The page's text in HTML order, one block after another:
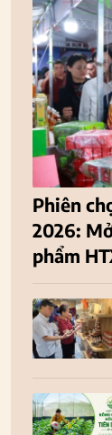
Phiên
2026:
phẩm